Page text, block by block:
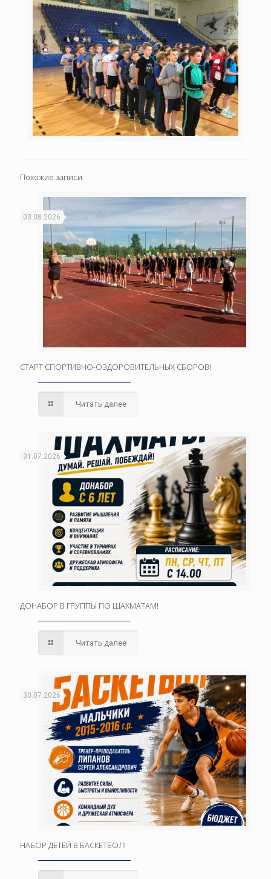
Похожие записи
03.08.2026
СТАРТ СПОРТИВНО-ОЗДОРОВИТЕЛЬНЫХ СБОРОВ!
Читать далее
31.07.2026
ДОНАБОР В ГРУППЫ ПО ШАХМАТАМ!
Читать далее
30.07.2026
НАБОР ДЕТЕЙ В БАСКЕТБОЛ!